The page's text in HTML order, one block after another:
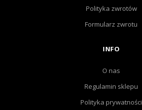
Polityka zwrotów
Formularz zwrotu
INFO
O nas
Regulamin sklepu
Polityka prywatności